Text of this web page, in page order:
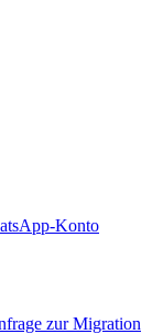
Konto
zur Migration